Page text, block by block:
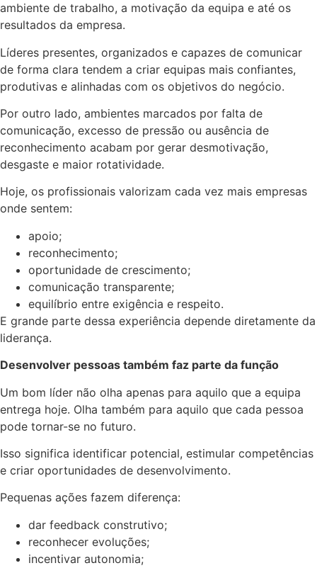
ambiente de trabalho, a motivação da equipa e até os
resultados da empresa.
Líderes presentes, organizados e capazes de comunicar
de forma clara tendem a criar equipas mais confiantes,
produtivas e alinhadas com os objetivos do negócio.
Por outro lado, ambientes marcados por falta de
comunicação, excesso de pressão ou ausência de
reconhecimento acabam por gerar desmotivação,
desgaste e maior rotatividade.
Hoje, os profissionais valorizam cada vez mais empresas
onde sentem:
apoio;
reconhecimento;
oportunidade de crescimento;
comunicação transparente;
equilíbrio entre exigência e respeito.
E grande parte dessa experiência depende diretamente da
liderança.
Desenvolver pessoas também faz parte da função
Um bom líder não olha apenas para aquilo que a equipa
entrega hoje. Olha também para aquilo que cada pessoa
pode tornar-se no futuro.
Isso significa identificar potencial, estimular competências
e criar oportunidades de desenvolvimento.
Pequenas ações fazem diferença:
dar feedback construtivo;
reconhecer evoluções;
incentivar autonomia;